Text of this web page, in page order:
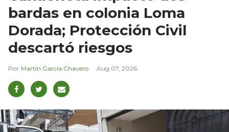
bardas en colonia Loma
Dorada; Protección Civil
descartó riesgos
Martín García Chavero Aug 07, 2026